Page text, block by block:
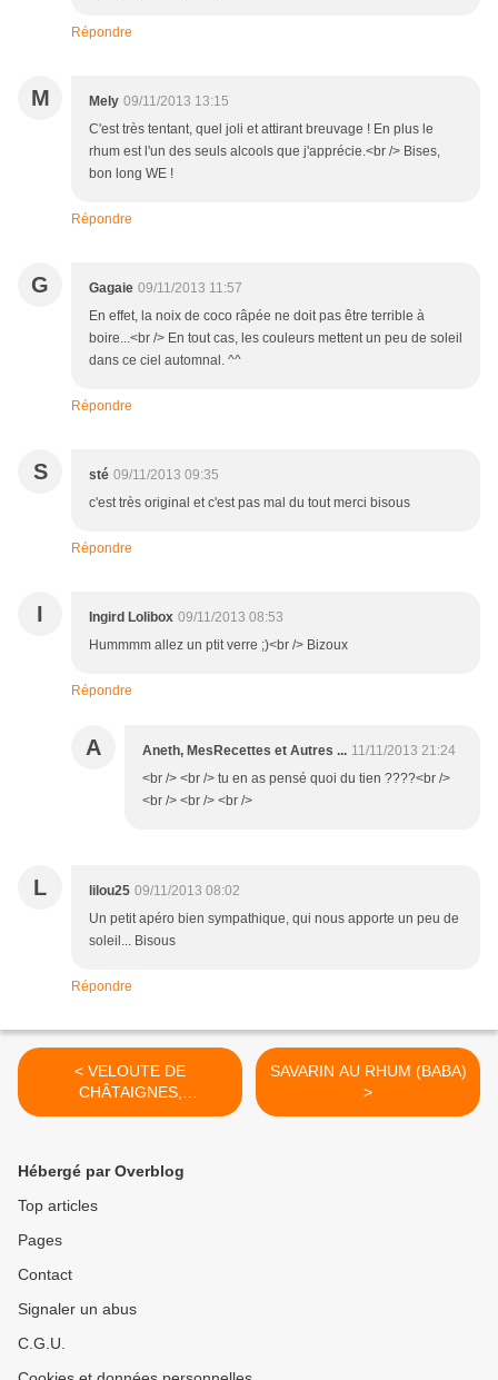
Répondre
M Mely 09/11/2013 13:15
C'est très tentant, quel joli et attirant breuvage ! En plus le
rhum est l'un des seuls alcools que j'apprécie.<br /> Bises,
bon long WE !
Répondre
G Gagaie 09/11/2013 11:57
En effet, la noix de coco râpée ne doit pas être terrible à
boire...<br /> En tout cas, les couleurs mettent un peu de soleil
dans ce ciel automnal. ^^
Répondre
S sté 09/11/2013 09:35
c'est très original et c'est pas mal du tout merci bisous
Répondre
I Ingird Lolibox 09/11/2013 08:53
Hummmm allez un ptit verre ;)<br /> Bizoux
Répondre
A Aneth, MesRecettes et Autres ... 11/11/2013 21:24
<br /> <br /> tu en as pensé quoi du tien ????<br />
<br /> <br /> <br />
L lilou25 09/11/2013 08:02
Un petit apéro bien sympathique, qui nous apporte un peu de
soleil... Bisous
Répondre
< VELOUTE DE
CHÂTAIGNES,
QUENELLES DE
SAVARIN AU RHUM (BABA)
>
Hébergé par Overblog
Top articles
Pages
Contact
Signaler un abus
C.G.U.